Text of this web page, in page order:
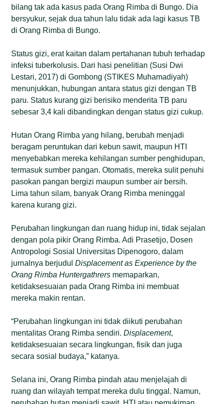
bilang tak ada kasus pada Orang Rimba di Bungo. Dia
bersyukur, sejak dua tahun lalu tidak ada lagi kasus TB
di Orang Rimba di Bungo.
Status gizi, erat kaitan dalam pertahanan tubuh terhadap
infeksi tuberkolusis. Dari hasi penelitian (Susi Dwi
Lestari, 2017) di Gombong (STIKES Muhamadiyah)
menunjukkan, hubungan antara status gizi dengan TB
paru. Status kurang gizi berisiko menderita TB paru
sebesar 3,4 kali dibandingkan dengan status gizi cukup.
Hutan Orang Rimba yang hilang, berubah menjadi
beragam peruntukan dari kebun sawit, maupun HTI
menyebabkan mereka kehilangan sumber penghidupan,
termasuk sumber pangan. Otomatis, mereka sulit penuhi
pasokan pangan bergizi maupun sumber air bersih.
Lima tahun silam, banyak Orang Rimba meninggal
karena kurang gizi.
Perubahan lingkungan dan ruang hidup ini, tidak sejalan
dengan pola pikir Orang Rimba. Adi Prasetijo, Dosen
Antropologi Sosial Universitas Dipenogoro, dalam
jurnalnya berjudulDisplacement as Experience by the
Orang Rimba Huntergathrers memaparkan,
ketidaksesuaian pada Orang Rimba ini membuat
mereka makin rentan.
“Perubahan lingkungan ini tidak diikuti perubahan
mentalitas Orang Rimba sendiri.Displacement,
ketidaksesuaian secara lingkungan, fisik dan juga
secara sosial budaya,” katanya.
Selana ini, Orang Rimba pindah atau menjelajah di
ruang dan wilayah tempat mereka dulu tinggal. Namun,